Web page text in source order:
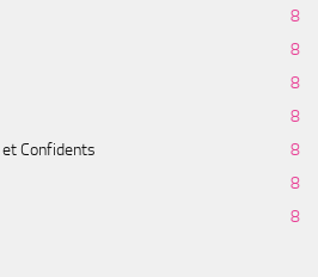
8
8
8
8
Confidents
8
8
8